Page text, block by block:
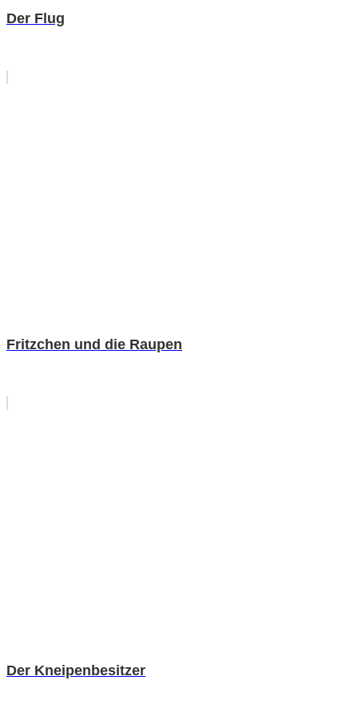
Der Flug
Fritzchen und die Raupen
Der Kneipenbesitzer